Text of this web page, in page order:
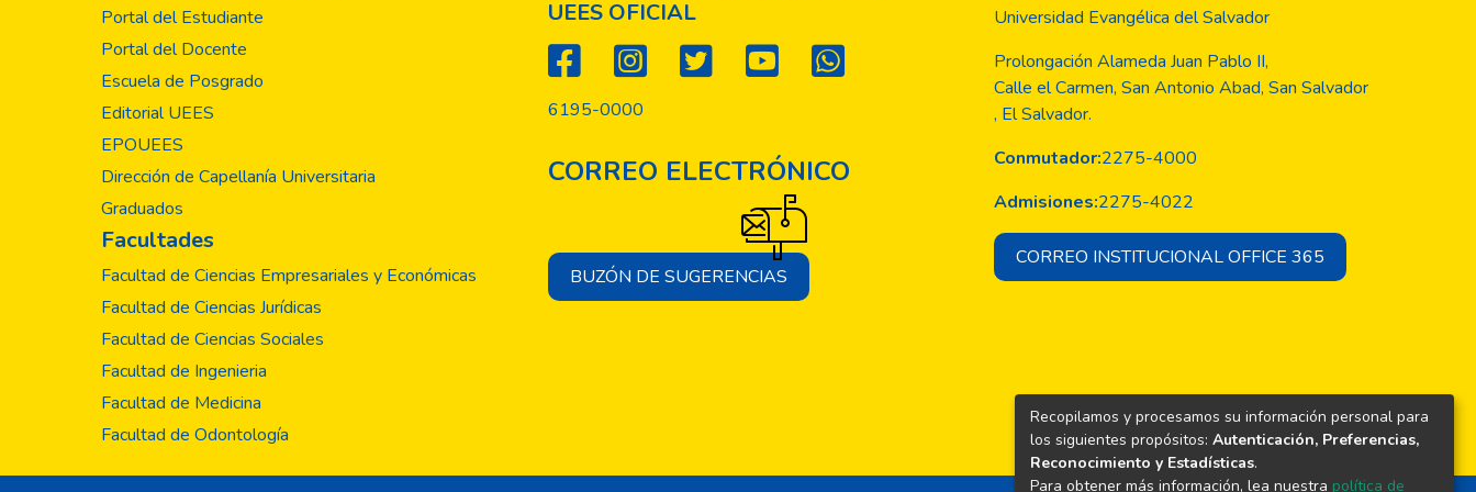
incrementar la calidad y pertinencia de los trabajos de investigación de grado. En ese sentido, que es la tercera edición
consecutiva del quehacer investigativo de la FACMED, Anuario 2017, específicamente, en lo concerniente a las
investigaciones de grado de las escuelas de Medicina, Nutrición y Dietética y Enfermería evidencia como poco a poco
se está construyendo, ampliando y mejorando la labor de la enseñanza para investigar y para hacer investigación por
Portal del Estudiante
Portal del Docente
Escuela de Posgrado
Editorial UEES
EPOUEES
Dirección de Capellanía Universitaria
Graduados
Facultades
Facultad de Ciencias Empresariales y Económicas
Facultad de Ciencias Jurídicas
Facultad de Ciencias Sociales
Facultad de Ingenieria
Facultad de Medicina
Facultad de Odontología
UEES OFICIAL
6195-0000
CORREO ELECTRÓNICO
BUZÓN DE SUGERENCIAS
Universidad Evangélica del Salvador
Prolongación Alameda Juan Pablo II,
Calle el Carmen, San Antonio Abad, San Salvador
, El Salvador.
Conmutador:2275-4000
Admisiones:2275-4022
CORREO INSTITUCIONAL OFFICE 365
Recopilamos y procesamos su información personal para
los siguientes propósitos: Autenticación, Preferencias,
Reconocimiento y Estadísticas.
Para obtener más información, lea nuestra política de